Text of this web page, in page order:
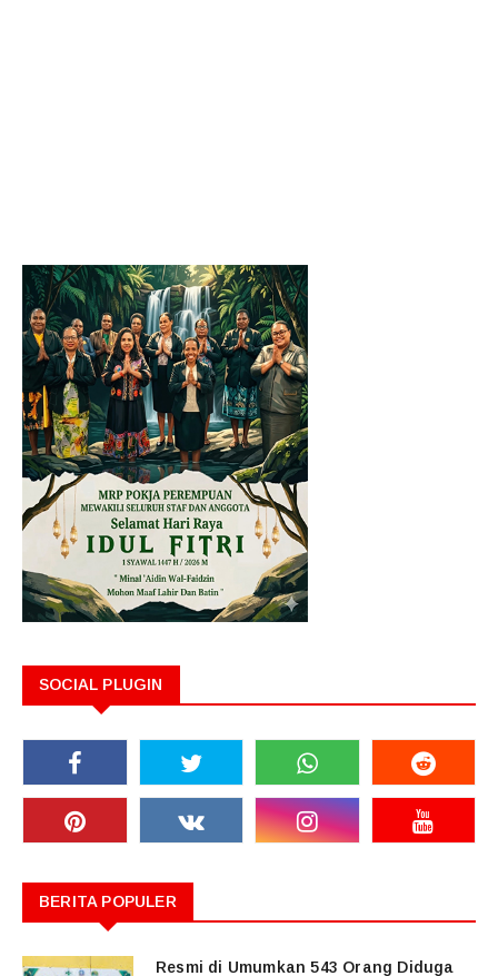
SOCIAL PLUGIN
BERITA POPULER
Resmi di Umumkan 543 Orang Diduga